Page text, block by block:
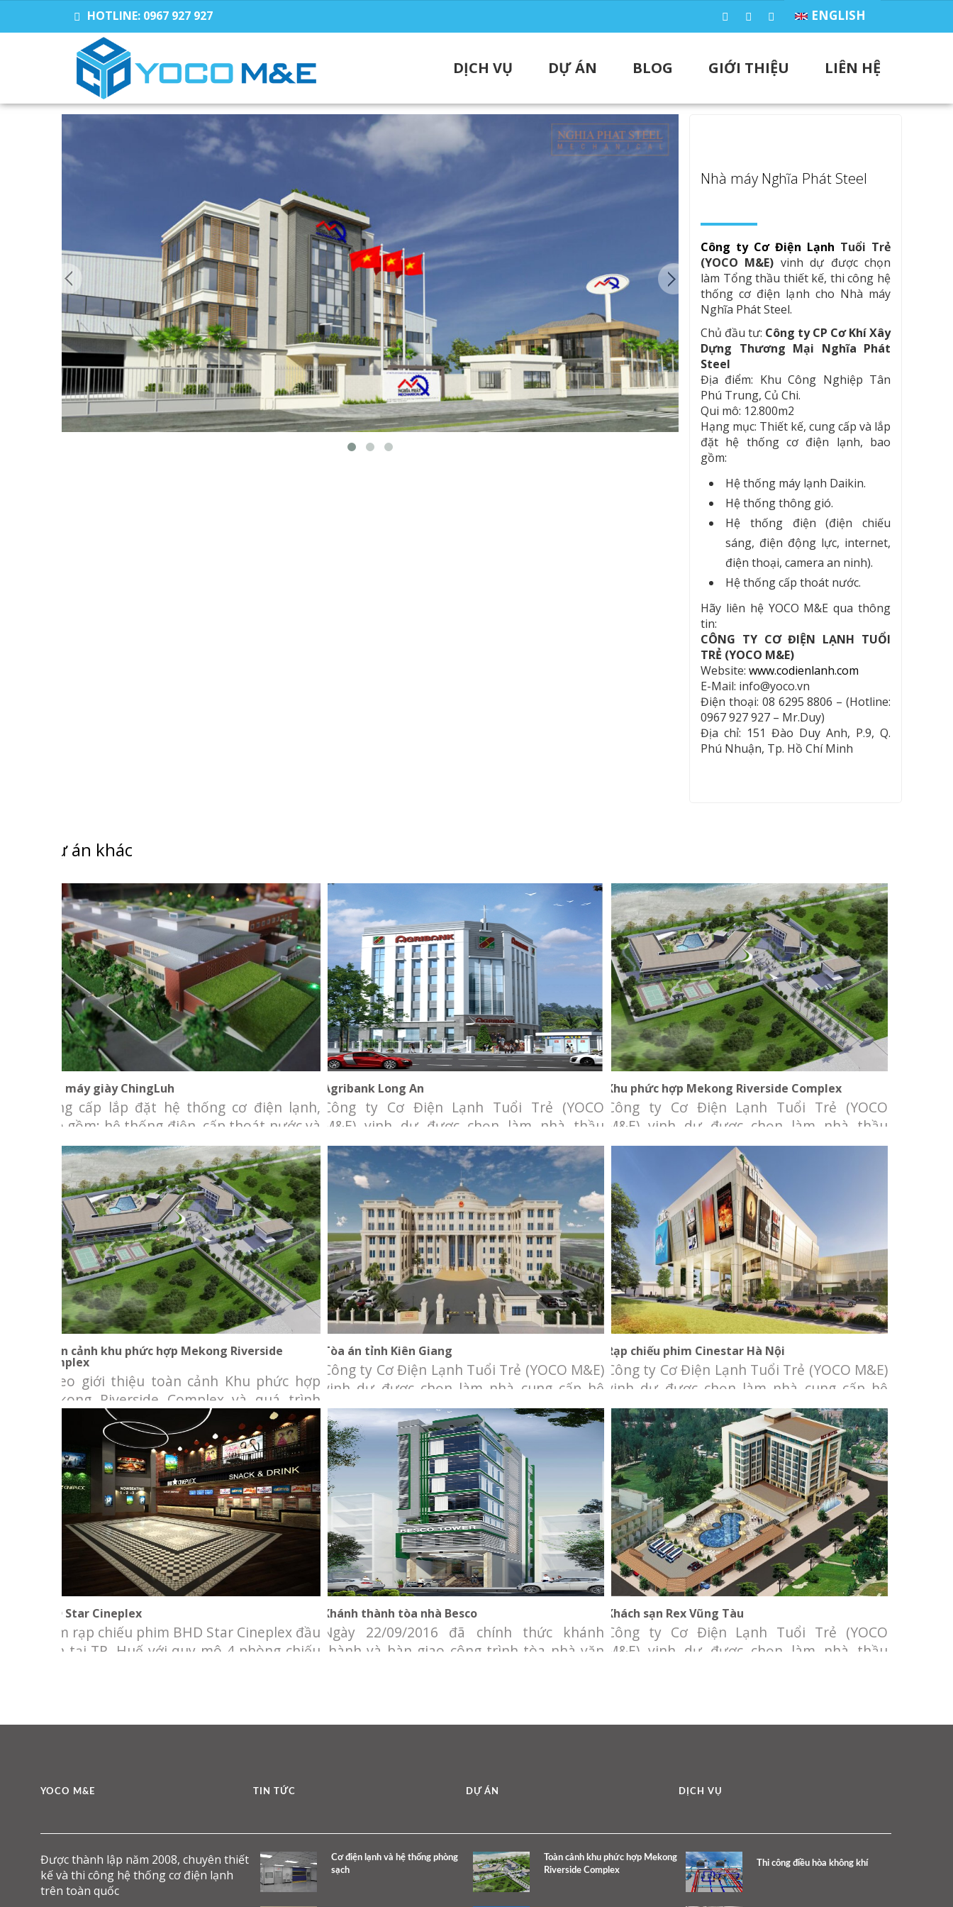
HOTLINE: 0967 927 927 ENGLISH
DỊCH VỤ DỰ ÁN BLOG GIỚI THIỆU LIÊN HỆ
Nhà máy Nghĩa Phát Steel
Công ty Cơ Điện Lạnh Tuổi Trẻ
(YOCO M&E) vinh dự được chọn
làm Tổng thầu thiết kế, thi công hệ
thống cơ điện lạnh cho Nhà máy
Nghĩa Phát Steel.
Chủ đầu tư: Công ty CP Cơ Khí Xây
Dựng Thương Mại Nghĩa Phát
Steel
Địa điểm: Khu Công Nghiệp Tân
Phú Trung, Củ Chi.
Qui mô: 12.800m2
Hạng mục: Thiết kế, cung cấp và lắp
đặt hệ thống cơ điện lạnh, bao
gồm:
Hệ thống máy lạnh Daikin.
Hệ thống thông gió.
Hệ thống điện (điện chiếu
sáng, điện động lực, internet,
điện thoại, camera an ninh).
Hệ thống cấp thoát nước.
Hãy liên hệ YOCO M&E qua thông
tin:
CÔNG TY CƠ ĐIỆN LẠNH TUỔI
TRẺ (YOCO M&E)
Website: www.codienlanh.com
E-Mail: info@yoco.vn
Điện thoại: 08 6295 8806 – (Hotline:
0967 927 927 – Mr.Duy)
Địa chỉ: 151 Đào Duy Anh, P.9, Q.
Phú Nhuận, Tp. Hồ Chí Minh
Dự án khác
Nhà máy giày ChingLuh
Nhà máy giày ChingLuh
Cung cấp lắp đặt hệ thống cơ điện lạnh,
bao gồm: hệ thống điện, cấp thoát nước và
hệ thống thông gió
Agribank Long An
Agribank Long An
Công ty Cơ Điện Lạnh Tuổi Trẻ (YOCO
M&E) vinh dự được chọn làm nhà thầu
cung cấp và lắp đặt hệ thống Điều hòa
không khí cho dự án “Cải tạo ngân hàng
Agribank Long An” Chủ đầu tư: Agribank
chi nhánh Long An Địa điểm: Số 01 Võ Văn
Tần, phường 2, TP Tân An,
Khu phức hợp Mekong Riverside Complex
Khu phức hợp Mekong Riverside Complex
Công ty Cơ Điện Lạnh Tuổi Trẻ (YOCO
M&E) vinh dự được chọn làm nhà thầu
cung cấp và lắp đặt hệ thống Điều hòa
không khí (máy lạnh trung tâm) VRV IV và
thông gió cho Khu phức hợp Mekong
Riverside Complex Chủ đầu tư: Ngân hàng
Đầu tư và Phát triển Campuchia (BIDC) Địa
điểm:
Toàn cảnh khu phức hợp Mekong Riverside
Complex
Toàn cảnh khu phức hợp Mekong Riverside
Complex
Video giới thiệu toàn cảnh Khu phức hợp
Mekong Riverside Complex và quá trình
hình thành, phát triển của ngân hàng BIDV
tại Campuchia. Đây được chọn là công trình
có kiến trúc tiêu biểu 2016 tại Campuchia.
Chủ đầu tư: Ngân hàng Đầu tư và Phát
triển Campuchia (BIDC) Địa điểm: quận
Neamchey,
Tòa án tỉnh Kiên Giang
Tòa án tỉnh Kiên Giang
Công ty Cơ Điện Lạnh Tuổi Trẻ (YOCO M&E)
vinh dự được chọn làm nhà cung cấp hệ
thống cơ điện lạnh cho tòa nhà Trụ sở tòa
án tỉnh Kiên Giang. Chủ đầu tư: Tòa án tỉnh
Kiên Giang. Địa điểm: 30 tháng 2 nối dài,
TP.Rạch Giá, tỉnh Kiên Giang. Hạng mục:
Thi công
Rạp chiếu phim Cinestar Hà Nội
Rạp chiếu phim Cinestar Hà Nội
Công ty Cơ Điện Lạnh Tuổi Trẻ (YOCO M&E)
vinh dự được chọn làm nhà cung cấp hệ
thống cơ điện lạnh cho rạp chiếu phim
Cinestar Hà Nội. Chủ đầu tư: Công ty CP
Giải Trí – Phát hành phim – Rạp chiếu phim
Ngôi Sao Địa điểm: The LINC, Park City, Hà
Đông, Hà Nội.
BHD Star Cineplex
BHD Star Cineplex
Cụm rạp chiếu phim BHD Star Cineplex đầu
tiên tại TP. Huế với quy mô 4 phòng chiếu
Chí Minh. Chủ đầu tư: Công ty
Khánh thành tòa nhà Besco
Khánh thành tòa nhà Besco
Ngày 22/09/2016 đã chính thức khánh
thành và bàn giao công trình tòa nhà văn
thống cơ điện lạnh Tòa nhà văn phòng
Khách sạn Rex Vũng Tàu
Khách sạn Rex Vũng Tàu
Công ty Cơ Điện Lạnh Tuổi Trẻ (YOCO
M&E) vinh dự được chọn làm nhà thầu
rộng khách sạn Rex” Chủ đầu tư: Công ty
YOCO M&E
Được thành lập năm 2008, chuyên thiết
kế và thi công hệ thống cơ điện lạnh
trên toàn quốc
TIN TỨC
Cơ điện lạnh và hệ thống phòng
sạch
DỰ ÁN
Toàn cảnh khu phức hợp Mekong
Riverside Complex
DỊCH VỤ
Thi công điều hòa không khí